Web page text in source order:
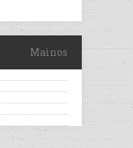
Mainos